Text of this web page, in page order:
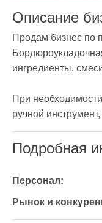
Описание
Продам бизнес по
ингредиенты,
При
ручной
Подробная
Персонал:
Рынок и